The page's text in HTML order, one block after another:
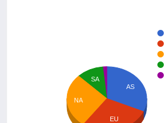
AS
SA
NA
EU